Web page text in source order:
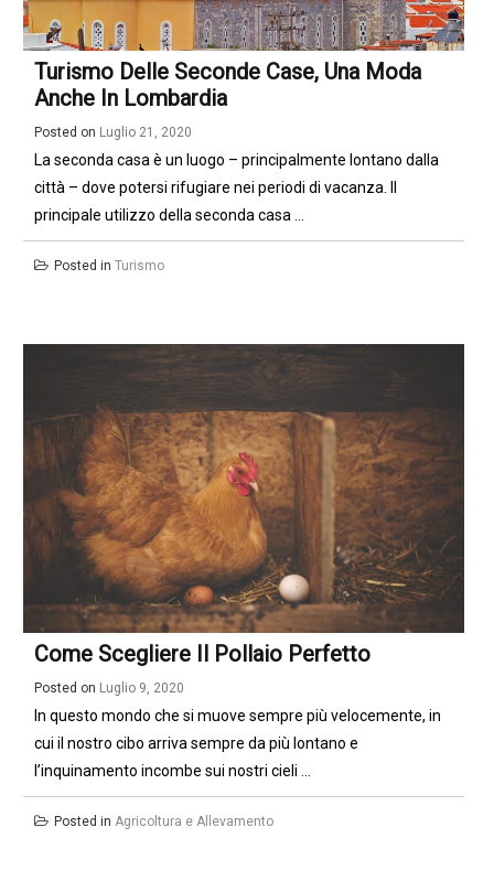
Turismo Delle Seconde Case, Una Moda
Anche In Lombardia
Posted on Luglio 21, 2020
La seconda casa è un luogo – principalmente lontano dalla
città – dove potersi rifugiare nei periodi di vacanza. Il
principale utilizzo della seconda casa ...
Posted in Turismo
Come Scegliere Il Pollaio Perfetto
Posted on Luglio 9, 2020
In questo mondo che si muove sempre più velocemente, in
cui il nostro cibo arriva sempre da più lontano e
l’inquinamento incombe sui nostri cieli ...
Posted in Agricoltura e Allevamento